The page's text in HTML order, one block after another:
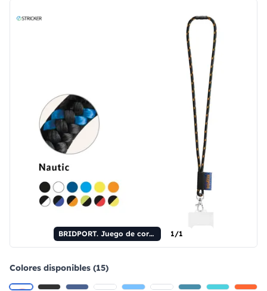
BRIDPORT. Juego de cordón NÁUTICO largo (Ø 7 mm) con mosquetón de 9 mm, cierre de seguridad de Ø 7 mm y portatarjetas/tarjetas rígido de 91 x 68 mm. 1/1
Colores disponibles (15)